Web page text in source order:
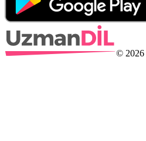
© 2026